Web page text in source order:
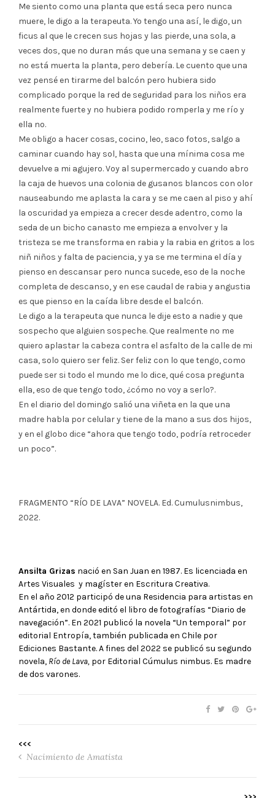
Me siento como una planta que está seca pero nunca
muere, le digo a la terapeuta. Yo tengo una así, le digo, un
ficus al que le crecen sus hojas y las pierde, una sola, a
veces dos, que no duran más que una semana y se caen y
no está muerta la planta, pero debería. Le cuento que una
vez pensé en tirarme del balcón pero hubiera sido
complicado porque la red de seguridad para los niños era
realmente fuerte y no hubiera podido romperla y me río y
ella no.
Me obligo a hacer cosas, cocino, leo, saco fotos, salgo a
caminar cuando hay sol, hasta que una mínima cosa me
devuelve a mi agujero. Voy al supermercado y cuando abro
la caja de huevos una colonia de gusanos blancos con olor
nauseabundo me aplasta la cara y se me caen al piso y ahí
la oscuridad ya empieza a crecer desde adentro, como la
seda de un bicho canasto me empieza a envolver y la
tristeza se me transforma en rabia y la rabia en gritos a los
niñ niños y falta de paciencia, y ya se me termina el día y
pienso en descansar pero nunca sucede, eso de la noche
completa de descanso, y en ese caudal de rabia y angustia
es que pienso en la caída libre desde el balcón.
Le digo a la terapeuta que nunca le dije esto a nadie y que
sospecho que alguien sospeche. Que realmente no me
quiero aplastar la cabeza contra el asfalto de la calle de mi
casa, solo quiero ser feliz. Ser feliz con lo que tengo, como
puede ser si todo el mundo me lo dice, qué cosa pregunta
ella, eso de que tengo todo, ¿cómo no voy a serlo?.
En el diario del domingo salió una viñeta en la que una
madre habla por celular y tiene de la mano a sus dos hijos,
y en el globo dice “ahora que tengo todo, podría retroceder
un poco”.
FRAGMENTO “RÍO DE LAVA” NOVELA. Ed. Cumulusnimbus,
2022.
Ansilta Grizas nació en San Juan en 1987. Es licenciada en
Artes Visuales y magíster en Escritura Creativa.
En el año 2012 participó de una Residencia para artistas en
Antártida, en donde editó el libro de fotografías “Diario de
navegación”. En 2021 publicó la novela “Un temporal” por
editorial Entropía, también publicada en Chile por
Ediciones Bastante. A fines del 2022 se publicó su segundo
novela, Río de Lava, por Editorial Cúmulus nimbus. Es madre
de dos varones.
<<<
Nacimiento de Amatista